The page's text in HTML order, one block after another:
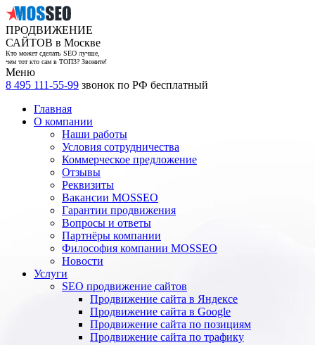
ПРОДВИЖЕНИЕ
САЙТОВ в Москве
Кто может сделать SEO лучше,
чем тот кто сам в ТОП3? Звоните!
Меню
8 495 111-55-99 звонок по РФ бесплатный
Главная
О компании
Наши работы
Условия сотрудничества
Коммерческое предложение
Отзывы
Реквизиты
Вакансии MOSSEO
Гарантии продвижения
Вопросы и ответы
Партнёры компании
Философия компании MOSSEO
Новости
Услуги
SEO продвижение сайтов
Продвижение сайта в Яндексе
Продвижение сайта в Google
Продвижение сайта по позициям
Продвижение сайта по трафику